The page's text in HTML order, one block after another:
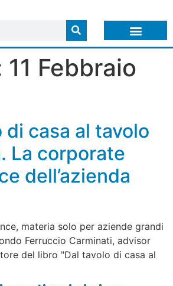
11 Febbraio
di casa al tavolo
La corporate
dell’azienda
materia solo per aziende grandi
Ferruccio Carminati, advisor
del libro "Dal tavolo di casa al